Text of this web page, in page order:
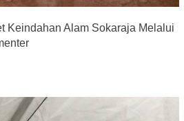
Keindahan Alam Sokaraja Melalui